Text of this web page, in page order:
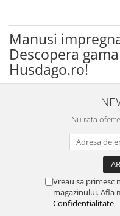
Jachete / Bluze salopeta
Pantaloni de lucru cu
Pantaloni de lucru in talie
Tricouri polo
Manusi
Descopera
Husdago.ro!
Nu rata
Vreau sa primesc
magazinului. Afla
Confidentialitate